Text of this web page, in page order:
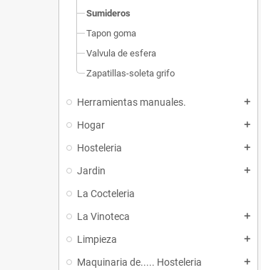
Sumideros
Tapon goma
Valvula de esfera
Zapatillas-soleta grifo
Herramientas manuales. add
Hogar add
Hosteleria add
Jardin add
La Cocteleria
La Vinoteca
add
Limpieza add
Maquinaria de..... Hosteleria add